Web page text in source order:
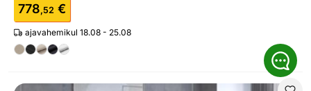
778,52 €
ajavahemikul 18.08 - 25.08